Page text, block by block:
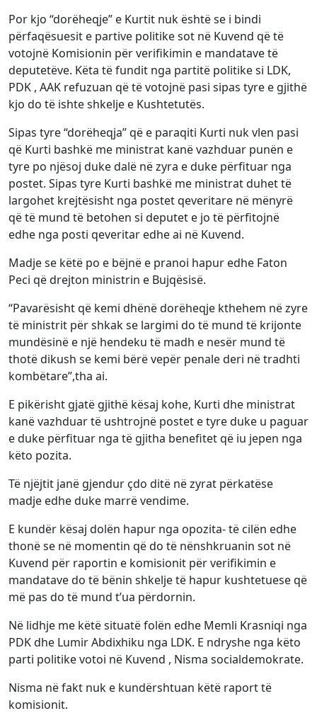
Por kjo “dorëheqje” e Kurtit nuk është se i bindi
përfaqësuesit e partive politike sot në Kuvend që të
votojnë Komisionin për verifikimin e mandatave të
deputetëve. Këta të fundit nga partitë politike si LDK,
PDK , AAK refuzuan që të votojnë pasi sipas tyre e gjithë
kjo do të ishte shkelje e Kushtetutës.
Sipas tyre “dorëheqja” që e paraqiti Kurti nuk vlen pasi
që Kurti bashkë me ministrat kanë vazhduar punën e
tyre po njësoj duke dalë në zyra e duke përfituar nga
postet. Sipas tyre Kurti bashkë me ministrat duhet të
largohet krejtësisht nga postet qeveritare në mënyrë
që të mund të betohen si deputet e jo të përfitojnë
edhe nga posti qeveritar edhe ai në Kuvend.
Madje se këtë po e bëjnë e pranoi hapur edhe Faton
Peci që drejton ministrin e Bujqësisë.
“Pavarësisht që kemi dhënë dorëheqje kthehem në zyre
të ministrit për shkak se largimi do të mund të krijonte
mundësinë e një hendeku të madh e nesër mund të
thotë dikush se kemi bërë vepër penale deri në tradhti
kombëtare”,tha ai.
E pikërisht gjatë gjithë kësaj kohe, Kurti dhe ministrat
kanë vazhduar të ushtrojnë postet e tyre duke u paguar
e duke përfituar nga të gjitha benefitet që iu jepen nga
këto pozita.
Të njëjtit janë gjendur çdo ditë në zyrat përkatëse
madje edhe duke marrë vendime.
E kundër kësaj dolën hapur nga opozita- të cilën edhe
thonë se në momentin që do të nënshkruanin sot në
Kuvend për raportin e komisionit për verifikimin e
mandatave do të bënin shkelje të hapur kushtetuese që
më pas do të mund t’ua përdornin.
Në lidhje me këtë situatë folën edhe Memli Krasniqi nga
PDK dhe Lumir Abdixhiku nga LDK. E ndryshe nga këto
parti politike votoi në Kuvend , Nisma socialdemokrate.
Nisma në fakt nuk e kundërshtuan këtë raport të
komisionit.